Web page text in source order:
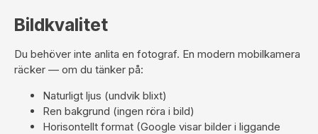
Bildkvalitet
Du behöver inte anlita en fotograf. En modern mobilkamera
räcker — om du tänker på:
Naturligt ljus (undvik blixt)
Ren bakgrund (ingen röra i bild)
Horisontellt format (Google visar bilder i liggande